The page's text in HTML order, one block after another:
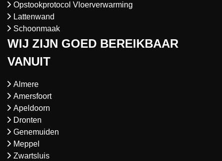
Opstookprotocol Vloerverwarming
Lattenwand
Schoonmaak
WIJ ZIJN GOED BEREIKBAAR
VANUIT
Almere
Amersfoort
Apeldoorn
Dronten
Genemuiden
Meppel
Zwartsluis